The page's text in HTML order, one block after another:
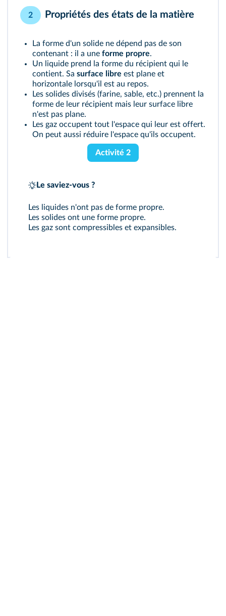
2 Propriétés des états de la matière
La forme d'un solide ne dépend pas de son
contenant : il a une forme propre.
Un liquide prend la forme du récipient qui le
contient. Sa surface libre est plane et
horizontale lorsqu'il est au repos.
Les solides divisés (farine, sable, etc.) prennent la
forme de leur récipient mais leur surface libre
n'est pas plane.
Les gaz occupent tout l'espace qui leur est offert.
On peut aussi réduire l'espace qu'ils occupent.
Activité 2
Le saviez-vous ?
Les liquides n'ont pas de forme propre.
Les solides ont une forme propre.
Les gaz sont compressibles et expansibles.